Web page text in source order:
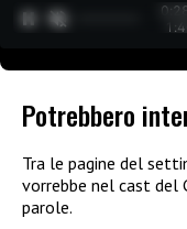
Potrebbero
Tra le pagine del
vorrebbe nel cast del
parole.